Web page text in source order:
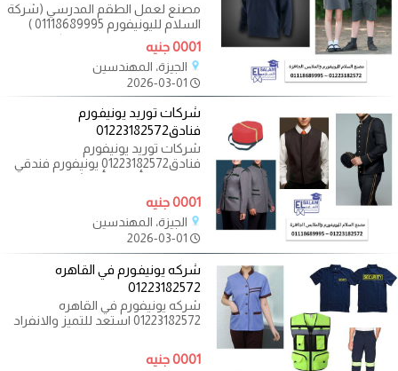
مصنع لعمل الطقم المدرسي (شركة
السلام لليونيفورم 01118689995 )
صمم زي مدرسي موحد يعكس هوية
مؤسستك
0001 جنيه
الجيزة، المهندسين
شركات توريد يونيفورم
فنادق01223182572
شركات توريد يونيفورم
فنادق01223182572 يونيفورم فندقي
بتصميمات أنيقة وأقمشة عالية
الجودة
0001 جنيه
الجيزة، المهندسين
شركه يونيفورم في القاهره
01223182572
شركه يونيفورم في القاهره
01223182572 استعد للتميز والانفراد
الأنيقة
0001 جنيه